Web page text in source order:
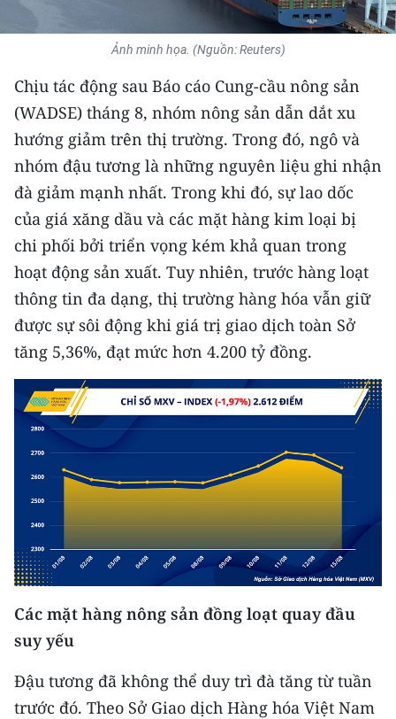
TRI THỨC CHUYÊN SÂU
54 DÂN TỘC VIỆT NAM
CHƯƠNG TRÌNH OCOP - MỖI XÃ
MỘT SẢN PHẨM
RADIO
MEDIA CENTER
E-Magazine
Video
Media Chính trị
Media Kinh tế
Media Văn hóa
Media Xã hội
Media Pháp luật
Media Du lịch
Media Thể thao
Ảnh minh họa. (Nguồn: Reuters)
Chịu tác động sau Báo cáo Cung-cầu nông sản
(WADSE) tháng 8, nhóm nông sản dẫn dắt xu
hướng giảm trên thị trường. Trong đó, ngô và
nhóm đậu tương là những nguyên liệu ghi nhận
đà giảm mạnh nhất. Trong khi đó, sự lao dốc
của giá xăng dầu và các mặt hàng kim loại bị
chi phối bởi triển vọng kém khả quan trong
hoạt động sản xuất. Tuy nhiên, trước hàng loạt
thông tin đa dạng, thị trường hàng hóa vẫn giữ
được sự sôi động khi giá trị giao dịch toàn Sở
tăng 5,36%, đạt mức hơn 4.200 tỷ đồng.
Các mặt hàng nông sản đồng loạt quay đầu
suy yếu
Đậu tương đã không thể duy trì đà tăng từ tuần
trước đó. Theo Sở Giao dịch Hàng hóa Việt Nam